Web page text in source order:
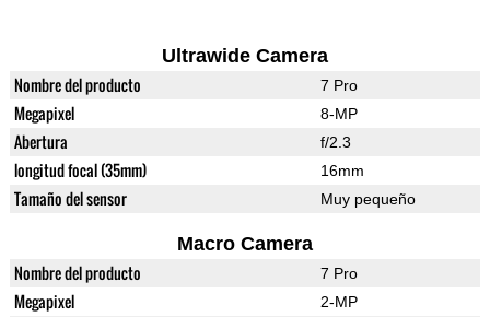
Ultrawide Camera
Nombre del producto 7 Pro
Megapixel 8-MP
Abertura f/2.3
longitud focal (35mm) 16mm
Tamaño del sensor Muy pequeño
Macro Camera
Nombre del producto 7 Pro
Megapixel 2-MP